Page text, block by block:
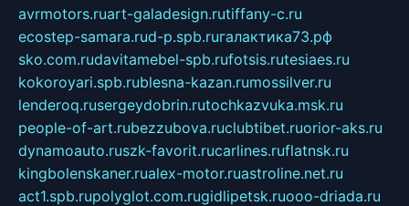
avrmotors.ruart-galadesign.rutiffany-c.ru
ecostep-samara.rud-p.spb.ruгалактика73.рф
sko.com.rudavitamebel-spb.rufotsis.rutesiaes.ru
kokoroyari.spb.rublesna-kazan.rumossilver.ru
lenderoq.rusergeydobrin.rutochkazvuka.msk.ru
people-of-art.rubezzubova.ruclubtibet.ruorior-aks.ru
dynamoauto.ruszk-favorit.rucarlines.ruflatnsk.ru
kingbolenskaner.rualex-motor.ruastroline.net.ru
act1.spb.rupolyglot.com.rugidlipetsk.ruooo-driada.ru